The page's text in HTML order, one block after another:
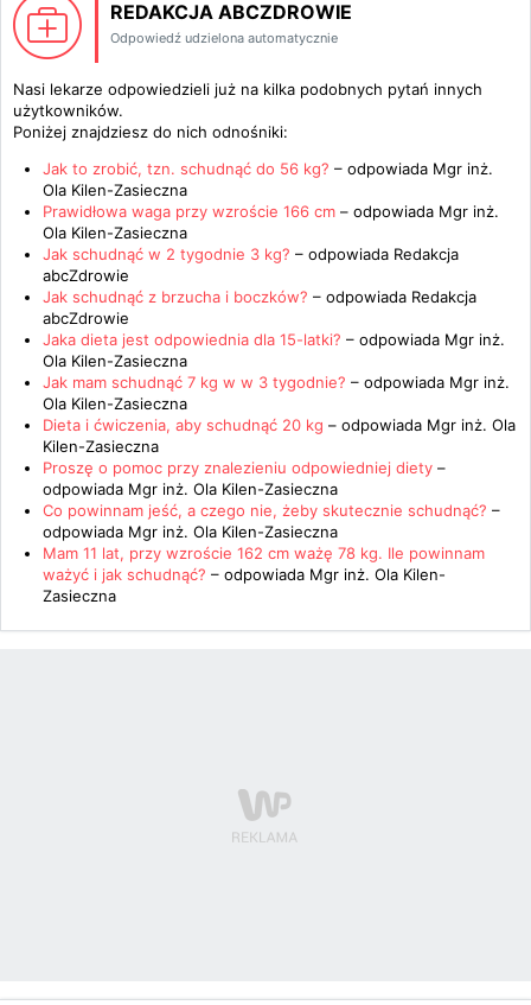
REDAKCJA ABCZDROWIE
Odpowiedź udzielona automatycznie
Nasi lekarze odpowiedzieli już na kilka podobnych pytań innych
użytkowników.
Poniżej znajdziesz do nich odnośniki:
Jak to zrobić, tzn. schudnąć do 56 kg? – odpowiada Mgr inż.
Ola Kilen-Zasieczna
Prawidłowa waga przy wzroście 166 cm – odpowiada Mgr inż.
Ola Kilen-Zasieczna
Jak schudnąć w 2 tygodnie 3 kg? – odpowiada Redakcja
abcZdrowie
Jak schudnąć z brzucha i boczków? – odpowiada Redakcja
abcZdrowie
Jaka dieta jest odpowiednia dla 15-latki? – odpowiada Mgr inż.
Ola Kilen-Zasieczna
Jak mam schudnąć 7 kg w w 3 tygodnie? – odpowiada Mgr inż.
Ola Kilen-Zasieczna
Dieta i ćwiczenia, aby schudnąć 20 kg – odpowiada Mgr inż. Ola
Kilen-Zasieczna
Proszę o pomoc przy znalezieniu odpowiedniej diety –
odpowiada Mgr inż. Ola Kilen-Zasieczna
Co powinnam jeść, a czego nie, żeby skutecznie schudnąć? –
odpowiada Mgr inż. Ola Kilen-Zasieczna
Mam 11 lat, przy wzroście 162 cm ważę 78 kg. Ile powinnam
ważyć i jak schudnąć? – odpowiada Mgr inż. Ola Kilen-
Zasieczna